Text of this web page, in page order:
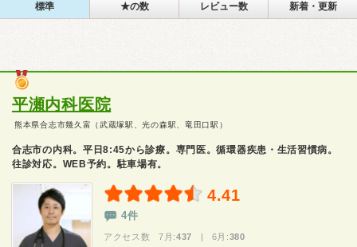
標準 ★の数 レビュー数 新着・更新
平瀬内科医院
熊本県合志市幾久富（武蔵塚駅、光の森駅、竜田口駅）
合志市の内科。平日8:45から診療。専門医。循環器疾患・生活習慣病。
往診対応。WEB予約。駐車場有。
4.41
4件
アクセス数 7月:437 | 6月:380